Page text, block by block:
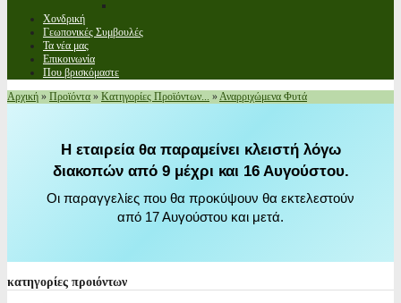
Χονδρική
Γεωπονικές Συμβουλές
Τα νέα μας
Επικοινωνία
Που βρισκόμαστε
Αρχική » Προϊόντα » Κατηγορίες Προϊόντων... »Αναρριχώμενα Φυτά
Η εταιρεία θα παραμείνει κλειστή λόγω
διακοπών από 9 μέχρι και 16 Αυγούστου.
Οι παραγγελίες που θα προκύψουν θα εκτελεστούν
από 17 Αυγούστου και μετά.
κατηγορίες προιόντων